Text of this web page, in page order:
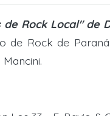
de Rock Local" de
de Rock de